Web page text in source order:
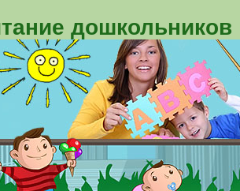
дошкольников